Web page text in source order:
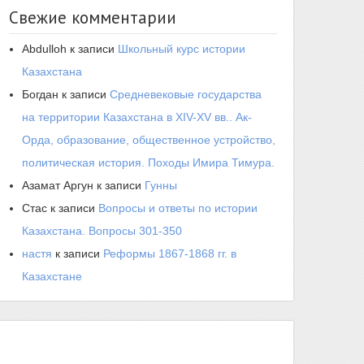
Свежие комментарии
Abdulloh к записи Школьный курс истории
Казахстана
Богдан к записи Средневековые государства
на территории Казахстана в XIV-XV вв.. Ак-
Орда, образование, общественное устройство,
политическая история. Походы Имира Тимура.
Азамат Аргун к записи Гунны
Стас к записи Вопросы и ответы по истории
Казахстана. Вопросы 301-350
настя к записи Реформы 1867-1868 гг. в
Казахстане